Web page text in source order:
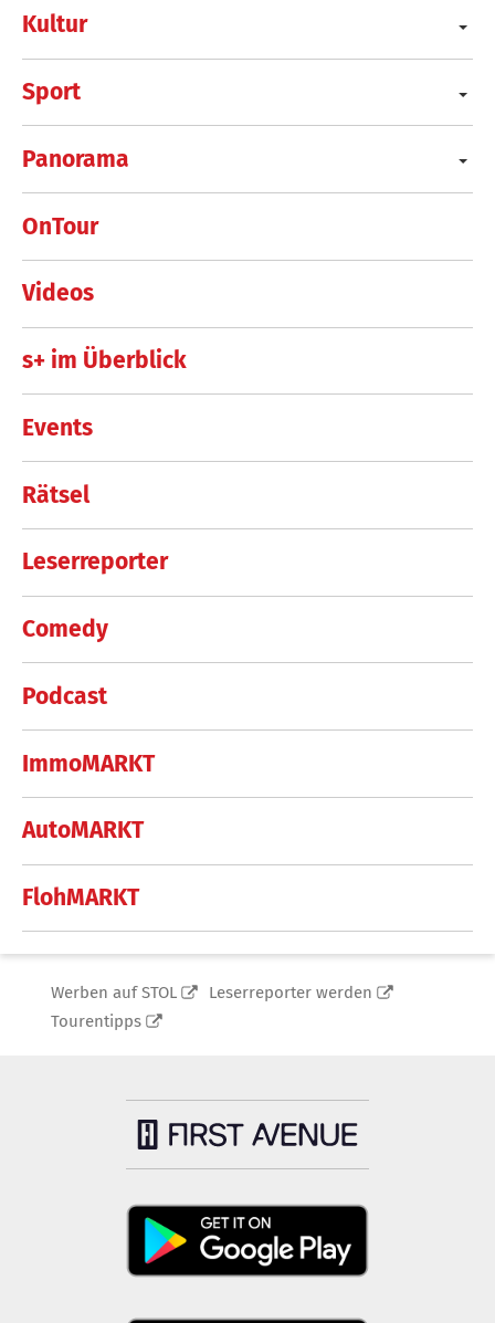
Kultur
Sport
Panorama
OnTour
Videos
s+ im Überblick
Events
Rätsel
Leserreporter
Comedy
Podcast
ImmoMARKT
AutoMARKT
FlohMARKT
Werben auf STOL
Leserreporter werden
Tourentipps